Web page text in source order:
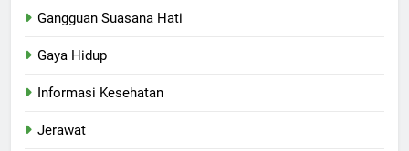
Gangguan Suasana Hati
Gaya Hidup
Informasi Kesehatan
Jerawat